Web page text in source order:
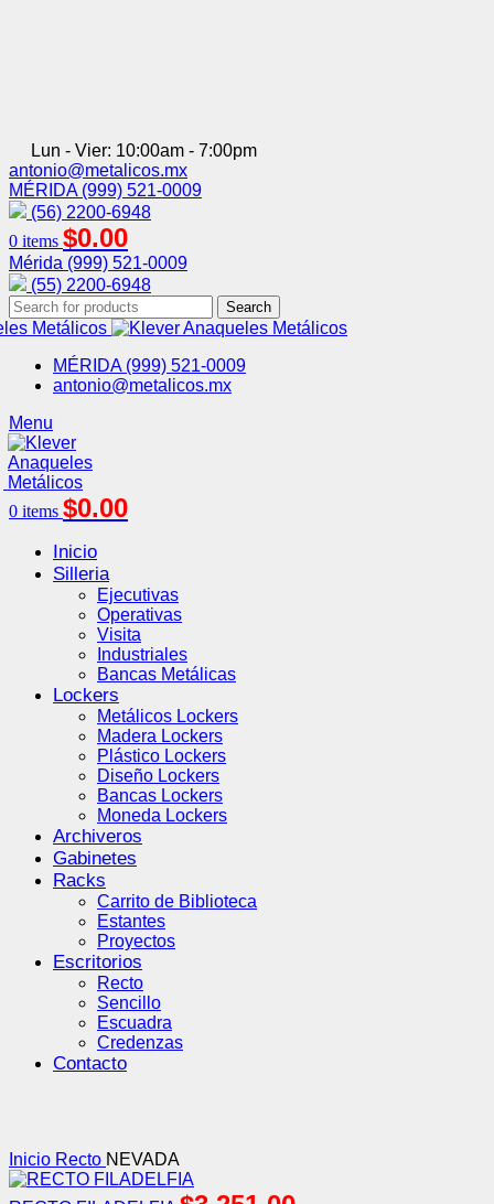
Lun - Vier: 10:00am - 7:00pm
antonio@metalicos.mx
MÉRIDA (999) 521-0009
(56) 2200-6948
0 items $0.00
Mérida (999) 521-0009
(55) 2200-6948
Search
MÉRIDA (999) 521-0009
antonio@metalicos.mx
Menu
0 items $0.00
Inicio
Silleria
Ejecutivas
Operativas
Visita
Industriales
Bancas Metálicas
Lockers
Metálicos Lockers
Madera Lockers
Plástico Lockers
Diseño Lockers
Bancas Lockers
Moneda Lockers
Archiveros
Gabinetes
Racks
Carrito de Biblioteca
Estantes
Proyectos
Escritorios
Recto
Sencillo
Escuadra
Credenzas
Contacto
Inicio Recto NEVADA